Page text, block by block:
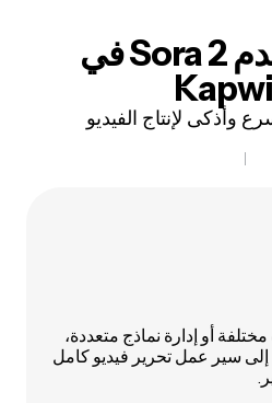
ليش تستخدم Sora 2 في
وأذكى لإنتاج الفيديو
أو إدارة نماذج متعددة،
يحول Kapwing Sora 2 إلى سير عمل تحرير فيديو كامل